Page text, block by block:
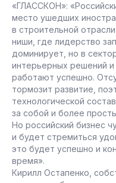
«ГЛАССКОН»:
место ушедших
в строительной
ниши, где лидерство
доминирует, но в
интерьерных решений
работают успешно.
тормозит развитие,
технологической
за собой и более
Но российский бизнес
и будет стремиться
это будет успешно и
время».
Кирилл Остапенко,